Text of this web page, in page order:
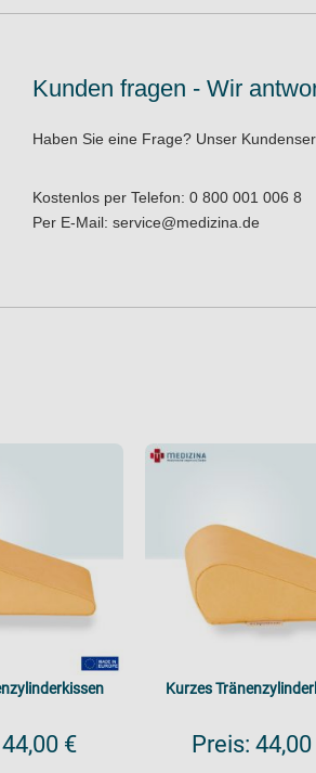
Kunden fragen - Wir
Haben Sie eine Frage? Unser
Kostenlos per Telefon:0 800 001 006 8
Per E-Mail:service@medizina.de
44,00 €
Kurzes
Preis: